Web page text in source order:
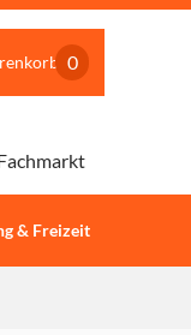
0
& Freizeit